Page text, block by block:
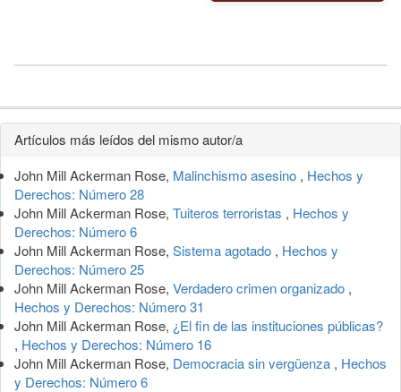
Detalles
del
artículo
Artículos más leídos del mismo autor/a
John Mill Ackerman Rose, Malinchismo asesino , Hechos y
Derechos: Número 28
John Mill Ackerman Rose, Tuiteros terroristas , Hechos y
Derechos: Número 6
John Mill Ackerman Rose, Sistema agotado , Hechos y
Derechos: Número 25
John Mill Ackerman Rose, Verdadero crimen organizado ,
Hechos y Derechos: Número 31
John Mill Ackerman Rose, ¿El fin de las instituciones públicas?
, Hechos y Derechos: Número 16
John Mill Ackerman Rose, Democracia sin vergüenza , Hechos
y Derechos: Número 6